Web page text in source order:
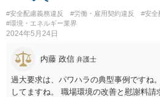
#安全配慮義務違反 #労働・雇用契約違反
#安全
#環境・エネルギー業界
2024年5月24日
内藤 政信 弁護士
過大要求は、パワハラの典型事例ですね
してますね。 職場環境の改善と慰謝料